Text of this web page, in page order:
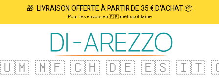
🎁 LIVRAISON OFFERTE À PARTIR DE 35 € D'ACHAT 📦
Pour les envois en 🇫🇷 métropolitaine
🇺🇲 🇲🇫 🇨🇭 🇩🇪 🇪🇸 🇮🇹